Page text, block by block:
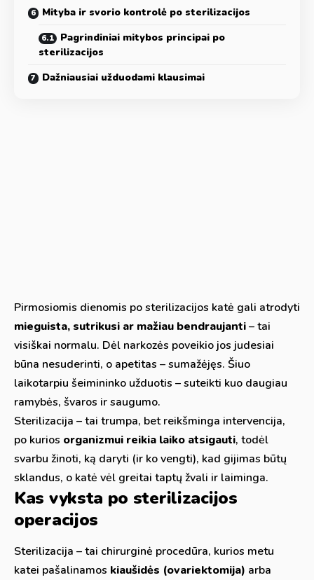
Mityba ir svorio kontrolė po sterilizacijos
Pagrindiniai mitybos principai po
sterilizacijos
Dažniausiai užduodami klausimai
Pirmosiomis dienomis po sterilizacijos katė gali atrodyti
mieguista, sutrikusi ar mažiau bendraujanti– tai
visiškai normalu. Dėl narkozės poveikio jos judesiai
būna nesuderinti, o apetitas – sumažėjęs. Šiuo
laikotarpiu šeimininko užduotis – suteikti kuo daugiau
ramybės, švaros ir saugumo.
Sterilizacija – tai trumpa, bet reikšminga intervencija,
po kurios organizmui reikia laiko atsigauti, todėl
svarbu žinoti, ką daryti (ir ko vengti), kad gijimas būtų
sklandus, o katė vėl greitai taptų žvali ir laiminga.
Kas vyksta po sterilizacijos
operacijos
Sterilizacija – tai chirurginė procedūra, kurios metu
katei pašalinamos kiaušidės (ovariektomija) arba